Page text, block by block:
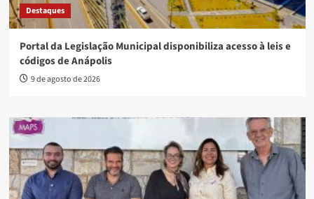
Destaques
Portal da Legislação Municipal disponibiliza acesso à leis e
códigos de Anápolis
9 de agosto de 2026